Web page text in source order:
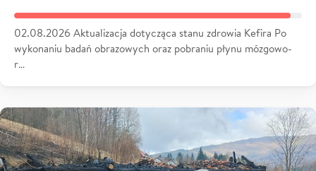
02.08.2026 Aktualizacja dotycząca stanu zdrowia Kefira Po
wykonaniu badań obrazowych oraz pobraniu płynu mózgowo-
r…